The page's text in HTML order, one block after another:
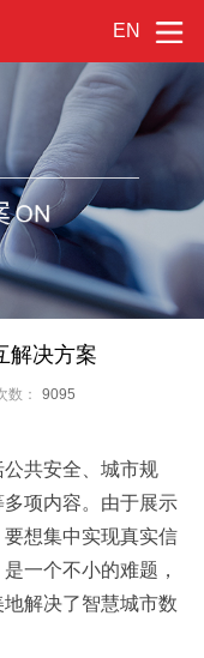
EN
解决方案
数： 9095
共安全、城市规
项内容。由于展示
想集中实现真实信
一个不小的难题，
解决了智慧城市数